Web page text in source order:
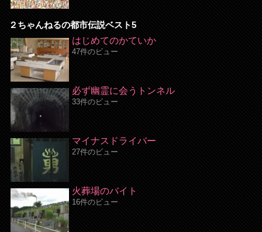
２ちゃんねるの都市伝説ベスト5
はじめてのかていか
47件のビュー
必ず幽霊に会うトンネル
33件のビュー
マイナスドライバー
27件のビュー
火葬場のバイト
16件のビュー